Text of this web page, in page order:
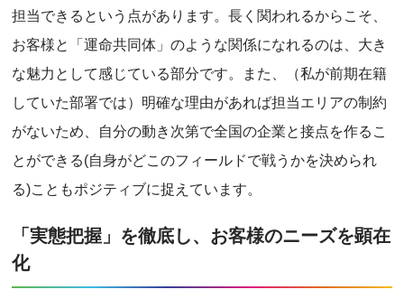
担当できるという点があります。長く関われるからこそ、
お客様と「運命共同体」のような関係になれるのは、大き
な魅力として感じている部分です。また、（私が前期在籍
していた部署では）明確な理由があれば担当エリアの制約
がないため、自分の動き次第で全国の企業と接点を作るこ
とができる(自身がどこのフィールドで戦うかを決められ
る)こともポジティブに捉えています。
「実態把握」を徹底し、お客様のニーズを顕在
化